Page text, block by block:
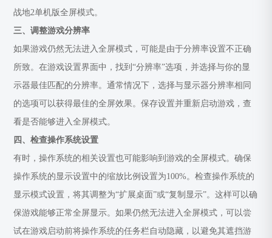
战地2单机版全屏模式。
三、调整游戏分辨率
如果游戏仍然无法进入全屏模式，可能是由于分辨率设置不正确
所致。在游戏设置界面中，找到“分辨率”选项，并选择与你的显
示器最佳匹配的分辨率。通常情况下，选择与显示器分辨率相同
的选项可以获得最佳的全屏效果。保存设置并重新启动游戏，查
看是否能够进入全屏模式。
四、检查操作系统设置
有时，操作系统的相关设置也可能影响到游戏的全屏模式。确保
操作系统的显示设置中的缩放比例设置为100%。检查操作系统的
显示模式设置，将其调整为“扩展桌面”或“复制显示”。这样可以确
保游戏能够正常全屏显示。如果仍然无法进入全屏模式，可以尝
试在游戏启动前将操作系统的任务栏自动隐藏，以避免其遮挡游